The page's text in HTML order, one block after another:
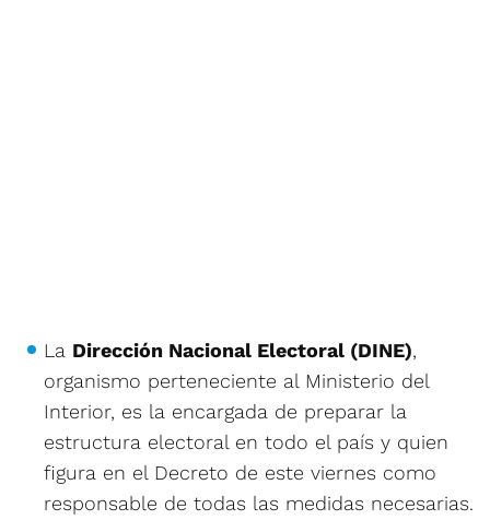
La Dirección Nacional Electoral (DINE),
organismo perteneciente al Ministerio del
Interior, es la encargada de preparar la
estructura electoral en todo el país y quien
figura en el Decreto de este viernes como
responsable de todas las medidas necesarias.